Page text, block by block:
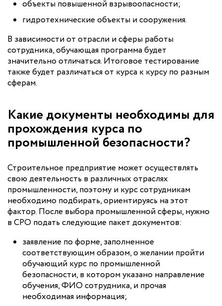
объекты повышенной взрывоопасности;
гидротехнические объекты и сооружения.
В зависимости от отрасли и сферы работы
сотрудника, обучающая программа будет
значительно отличаться. Итоговое тестирование
также будет различаться от курса к курсу по разным
сферам.
Какие документы необходимы для
прохождения курса по
промышленной безопасности?
Строительное предприятие может осуществлять
свою деятельность в различных отраслях
промышленности, поэтому и курс сотрудникам
необходимо подбирать, ориентируясь на этот
фактор. После выбора промышленной сферы, нужно
в СРО подать следующие пакет документов:
заявление по форме, заполненное
соответствующим образом, о желании пройти
обучающий курс по промышленной
безопасности, в котором указано направление
обучения, ФИО сотрудника, и прочая
необходимая информация;